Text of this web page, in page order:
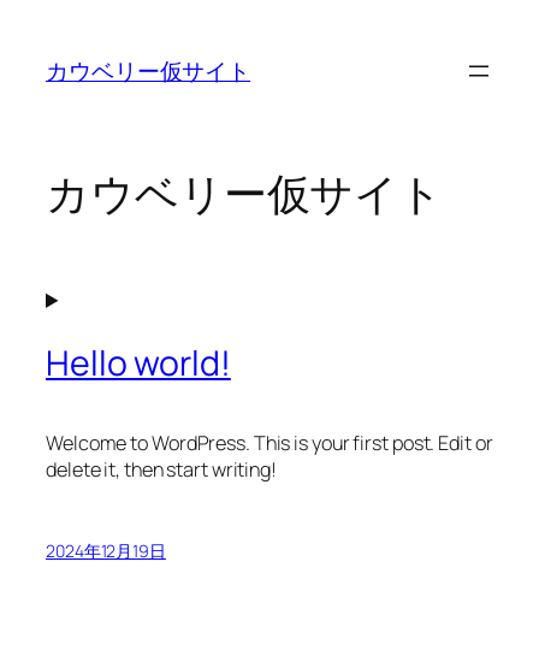
カウベリー仮サイト
カウベリー仮サイト
Hello world!
Welcome to WordPress. This is your first post. Edit or
delete it, then start writing!
2024年12月19日